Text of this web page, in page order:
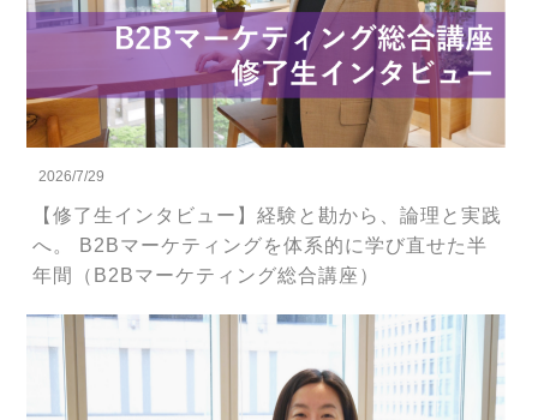
2026/7/29
【修了生インタビュー】経験と勘から、論理と実践
へ。 B2Bマーケティングを体系的に学び直せた半
年間（B2Bマーケティング総合講座）